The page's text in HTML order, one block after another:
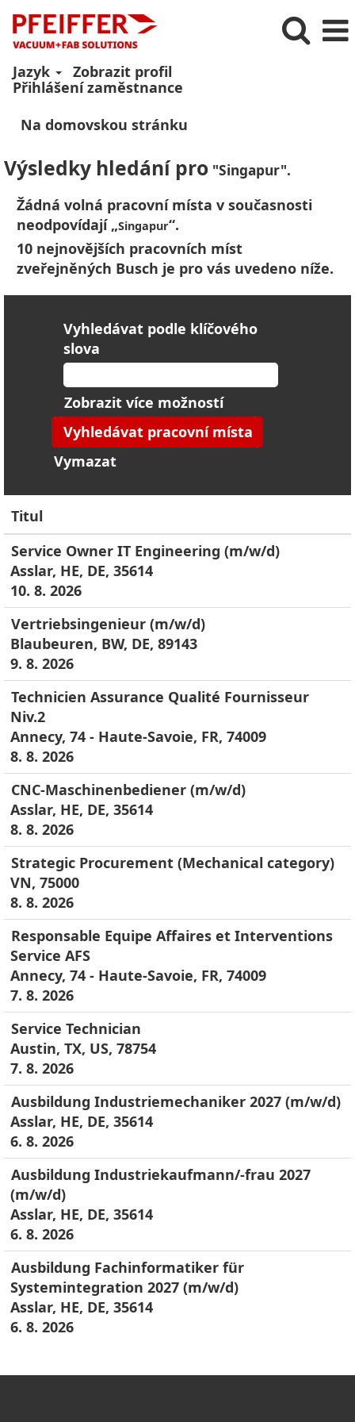
Jazyk
Zobrazit profil
Přihlášení zaměstnance
Na domovskou stránku
Výsledky hledání pro "Singapur".
Žádná volná pracovní místa v současnosti
neodpovídají „Singapur“.
10 nejnovějších pracovních míst
zveřejněných Busch je pro vás uvedeno níže.
Vyhledávat podle klíčového
slova
Zobrazit více možností
Vymazat
Titul
Service Owner IT Engineering (m/w/d)
Asslar, HE, DE, 35614
10. 8. 2026
Vertriebsingenieur (m/w/d)
Blaubeuren, BW, DE, 89143
9. 8. 2026
Technicien Assurance Qualité Fournisseur
Niv.2
Annecy, 74 - Haute-Savoie, FR, 74009
8. 8. 2026
CNC-Maschinenbediener (m/w/d)
Asslar, HE, DE, 35614
8. 8. 2026
Strategic Procurement (Mechanical category)
VN, 75000
8. 8. 2026
Responsable Equipe Affaires et Interventions
Service AFS
Annecy, 74 - Haute-Savoie, FR, 74009
7. 8. 2026
Service Technician
Austin, TX, US, 78754
7. 8. 2026
Ausbildung Industriemechaniker 2027 (m/w/d)
Asslar, HE, DE, 35614
6. 8. 2026
Ausbildung Industriekaufmann/-frau 2027
(m/w/d)
Asslar, HE, DE, 35614
6. 8. 2026
Ausbildung Fachinformatiker für
Systemintegration 2027 (m/w/d)
Asslar, HE, DE, 35614
6. 8. 2026